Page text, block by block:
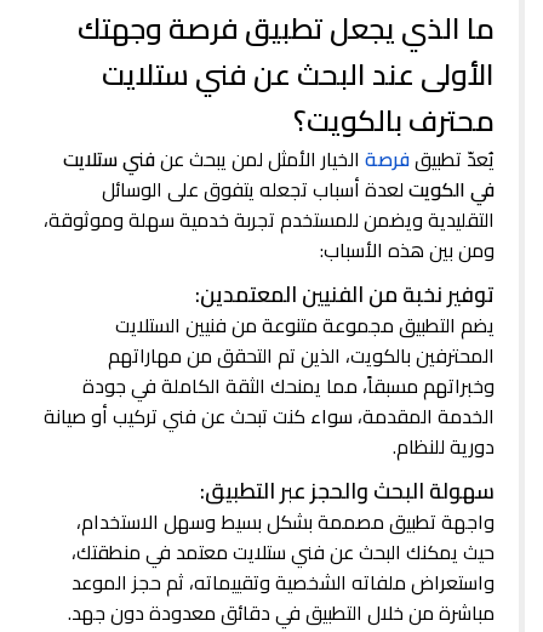
ما الذي يجعل تطبيق فرصة وجهتك
الأولى عند البحث عن فني ستلايت
محترف بالكويت؟
يُعدّ تطبيقفرصة الخيار الأمثل لمن يبحث عنفني ستلايت
في الكويتلعدة أسباب تجعله يتفوق على الوسائل
التقليدية ويضمن للمستخدم تجربة خدمية سهلة وموثوقة،
ومن بين هذه الأسباب:
توفير نخبة من الفنيين المعتمدين:
يضم التطبيق مجموعة متنوعة من فنيين الستلايت
المحترفين بالكويت، الذين تم التحقق من مهاراتهم
وخبراتهم مسبقاً، مما يمنحك الثقة الكاملة في جودة
الخدمة المقدمة، سواء كنت تبحث عن فني تركيب أو صيانة
دورية للنظام.
سهولة البحث والحجز عبر التطبيق:
واجهة تطبيق مصممة بشكل بسيط وسهل الاستخدام،
حيث يمكنك البحث عن فني ستلايت معتمد في منطقتك،
واستعراض ملفاته الشخصية وتقييماته، ثم حجز الموعد
مباشرة من خلال التطبيق في دقائق معدودة دون جهد.